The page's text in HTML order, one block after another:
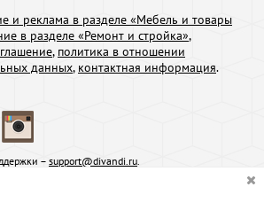
и реклама в разделе «Мебель и товары
в разделе «Ремонт и стройка»,
, политика в отношении
данных, контактная информация.
– support@divandi.ru.